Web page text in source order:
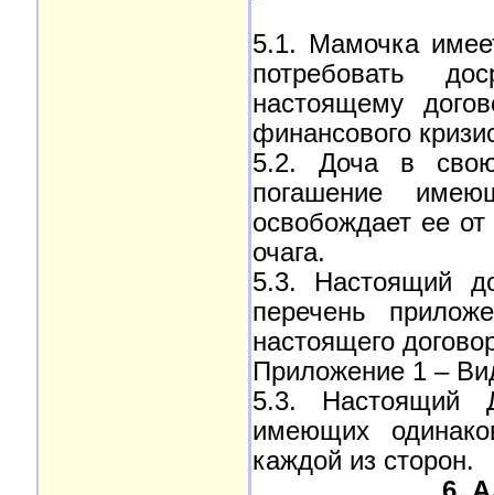
5.1. Мамочка
потребовать
настоящему
финансового
5.2. Доча в свою
погашение
освобождает ее
очага.
5.3. Настоящий
перечень
настоящего
Приложение 1 –
5.3. Настоящий
имеющих
каждой из сторон.